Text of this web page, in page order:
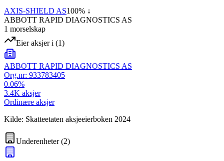
AXIS-SHIELD AS100% ↓
ABBOTT RAPID DIAGNOSTICS AS
1 morselskap
Eier aksjer i (1)
ABBOTT RAPID DIAGNOSTICS AS
Org.nr: 933783405
0.06%
3.4K aksjer
Ordinære aksjer
Kilde: Skatteetaten aksjeeierboken 2024
Underenheter(2)